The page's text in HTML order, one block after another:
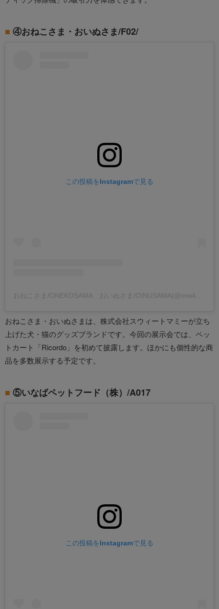
④おねこさま・おいぬさま/F02/
この投稿をInstagramで見る
おねこさま/ONEKOSAMA おいぬさま/OINUSAMA(@onekosamaofficial)がシェアした投稿
おねこさま・おいぬさまは、株式会社スウィートマミーが立ち
上げた犬・猫のグッズブランドです。今回の展示会では、ペッ
トカート「Ricordo」を初めて披露します。ほかにも個性的な商
品を多数展示する予定です。
⑤いなばペットフード（株）/A017
この投稿をInstagramで見る